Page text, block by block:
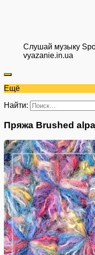
Слушай музыку
vyazanie.in.ua
Ещё
Найти:
Пряжа Brushed